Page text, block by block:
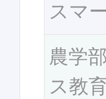
スマ
農学
ス教